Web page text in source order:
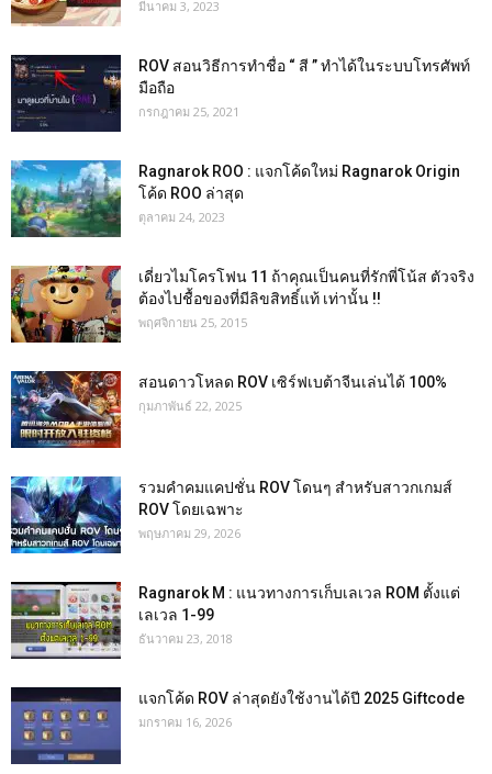
มีนาคม 3, 2023
ROV สอนวิธีการทำชื่อ “ สี ” ทำได้ในระบบโทรศัพท์
มือถือ
กรกฎาคม 25, 2021
Ragnarok ROO : แจกโค้ดใหม่ Ragnarok Origin
โค้ด ROO ล่าสุด
ตุลาคม 24, 2023
เดี่ยวไมโครโฟน 11 ถ้าคุณเป็นคนที่รักพี่โน้ส ตัวจริง
ต้องไปชื้อของที่มีลิขสิทธิ์แท้ เท่านั้น !!
พฤศจิกายน 25, 2015
สอนดาวโหลด ROV เซิร์ฟเบต้าจีนเล่นได้ 100%
กุมภาพันธ์ 22, 2025
รวมคำคมแคปชั่น ROV โดนๆ สำหรับสาวกเกมส์
ROV โดยเฉพาะ
พฤษภาคม 29, 2026
Ragnarok M : แนวทางการเก็บเลเวล ROM ตั้งแต่
เลเวล 1-99
ธันวาคม 23, 2018
แจกโค้ด ROV ล่าสุดยังใช้งานได้ปี 2025 Giftcode
มกราคม 16, 2026